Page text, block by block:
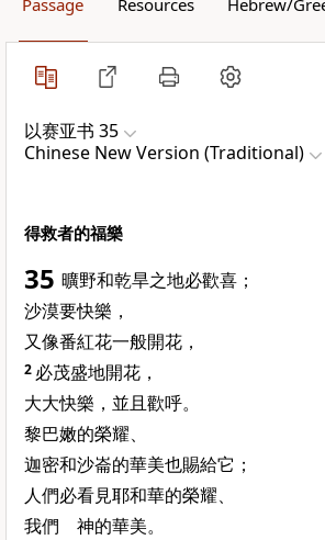
Passage Resources Hebrew/
以赛亚书 35
Chinese New Version (Traditional)
得救者的福樂
35 曠野和乾旱之地必歡喜；
沙漠要快樂，
又像番紅花一般開花，
2 必茂盛地開花，
大大快樂，並且歡呼。
黎巴嫩的榮耀、
迦密和沙崙的華美也賜給它；
人們必看見耶和華的榮耀、
我們 神的華美。